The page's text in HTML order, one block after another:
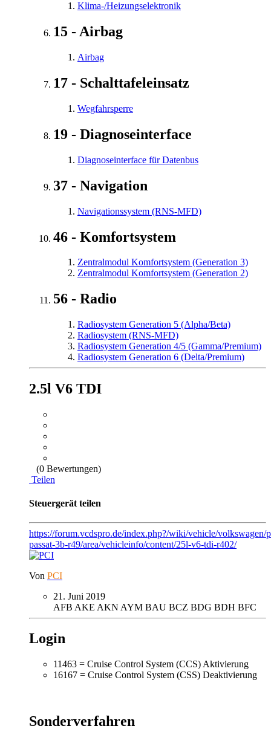
Klima-/Heizungselektronik
15 - Airbag
Airbag
17 - Schalttafeleinsatz
Wegfahrsperre
19 - Diagnoseinterface
Diagnoseinterface für Datenbus
37 - Navigation
Navigationssystem (RNS-MFD)
46 - Komfortsystem
Zentralmodul Komfortsystem (Generation 3)
Zentralmodul Komfortsystem (Generation 2)
56 - Radio
Radiosystem Generation 5 (Alpha/Beta)
Radiosystem (RNS-MFD)
Radiosystem Generation 4/5 (Gamma/Premium)
Radiosystem Generation 6 (Delta/Premium)
2.5l V6 TDI
(0 Bewertungen)
Teilen
Steuergerät teilen
https://forum.vcdspro.de/index.php?/wiki/vehicle/volkswagen/
passat-3b-r49/area/vehicleinfo/content/25l-v6-tdi-r402/
Von PCI
21. Juni 2019
AFB AKE AKN AYM BAU BCZ BDG BDH BFC
Login
11463 = Cruise Control System (CCS) Aktivierung
16167 = Cruise Control System (CSS) Deaktivierung
Sonderverfahren